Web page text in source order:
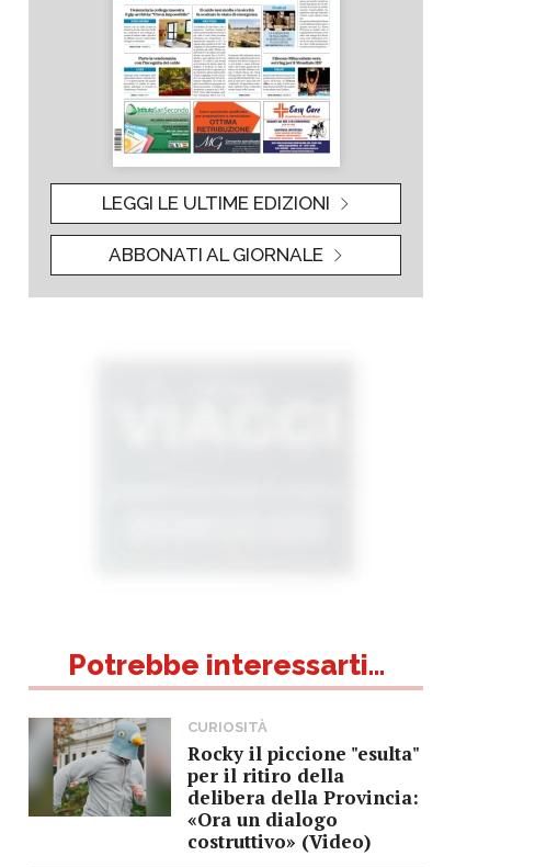
LEGGI LE ULTIME EDIZIONI
ABBONATI AL GIORNALE
Potrebbe interessarti...
CURIOSITÀ
Rocky il piccione "esulta"
per il ritiro della
delibera della Provincia:
«Ora un dialogo
costruttivo» (Video)